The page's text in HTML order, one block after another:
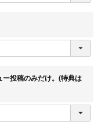
投稿のみだけ。(特典は